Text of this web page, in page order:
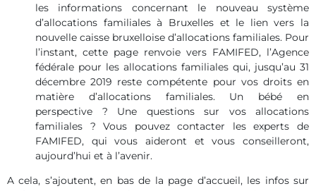
les informations concernant le nouveau système
d’allocations familiales à Bruxelles et le lien vers la
nouvelle caisse bruxelloise d’allocations familiales. Pour
l’instant, cette page renvoie vers FAMIFED, l’Agence
fédérale pour les allocations familiales qui, jusqu’au 31
décembre 2019 reste compétente pour vos droits en
matière d’allocations familiales. Un bébé en
perspective ? Une questions sur vos allocations
familiales ? Vous pouvez contacter les experts de
FAMIFED, qui vous aideront et vous conseilleront,
aujourd’hui et à l’avenir.
A cela, s’ajoutent, en bas de la page d’accueil, les infos sur